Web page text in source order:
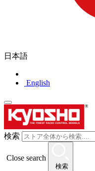
日本語
English
検索
Close search
検索